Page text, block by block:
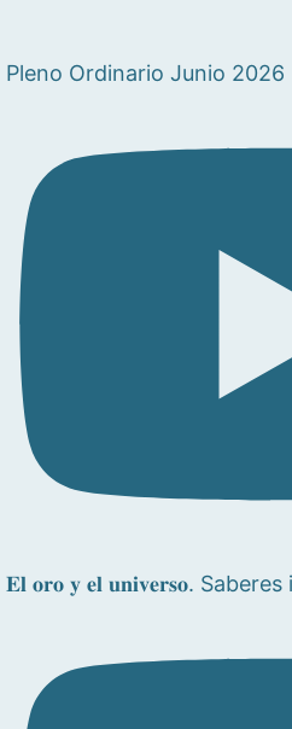
Pleno Ordinario Junio 2026
𝐄𝐥 𝐨𝐫𝐨 𝐲 𝐞𝐥 𝐮𝐧𝐢𝐯𝐞𝐫𝐬𝐨.